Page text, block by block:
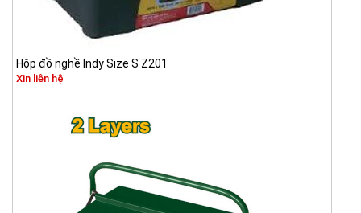
Hộp đồ nghề Indy Size S Z201
Xin liên hệ